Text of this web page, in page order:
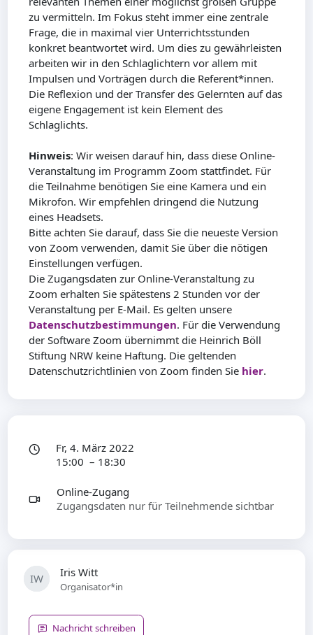
zu vermitteln. Im Fokus steht immer eine zentrale
Frage, die in maximal vier Unterrichtsstunden
konkret beantwortet wird. Um dies zu gewährleisten
arbeiten wir in den Schlaglichtern vor allem mit
Impulsen und Vorträgen durch die Referent*innen.
Die Reflexion und der Transfer des Gelernten auf das
eigene Engagement ist kein Element des
Schlaglichts.
Hinweis: Wir weisen darauf hin, dass diese Online-
Veranstaltung im Programm Zoom stattfindet. Für
die Teilnahme benötigen Sie eine Kamera und ein
Mikrofon. Wir empfehlen dringend die Nutzung
eines Headsets.
Bitte achten Sie darauf, dass Sie die neueste Version
von Zoom verwenden, damit Sie über die nötigen
Einstellungen verfügen.
Die Zugangsdaten zur Online-Veranstaltung zu
Zoom erhalten Sie spätestens 2 Stunden vor der
Veranstaltung per E-Mail. Es gelten unsere
Datenschutzbestimmungen. Für die Verwendung
der Software Zoom übernimmt die Heinrich Böll
Stiftung NRW keine Haftung. Die geltenden
Datenschutzrichtlinien von Zoom finden Sie hier.
IW Iris Witt
Organisator*in
Nachricht schreiben
Fr, 4. März 2022
15:00 – 18:30
Online-Zugang
Zugangsdaten nur für Teilnehmende sichtbar